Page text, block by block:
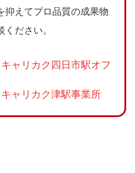
抑えてプロ品質の成果物
ださい。
ャリカク四日市駅オフ
ャリカク津駅事業所